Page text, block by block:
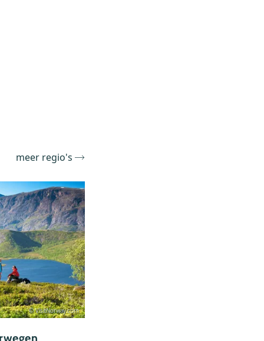
meer regio's
© VisitNorway.com